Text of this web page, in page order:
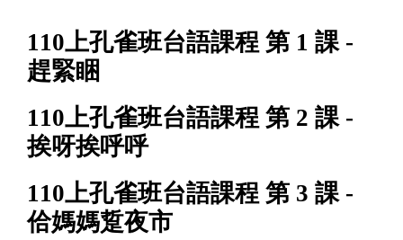
110上孔雀班台語課程 第 1 課 -
趕緊睏
110上孔雀班台語課程 第 2 課 -
挨呀挨呼呼
110上孔雀班台語課程 第 3 課 -
佮媽媽踅夜市